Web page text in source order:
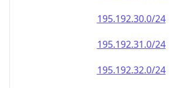
195.192.30.0/24
195.192.31.0/24
195.192.32.0/24